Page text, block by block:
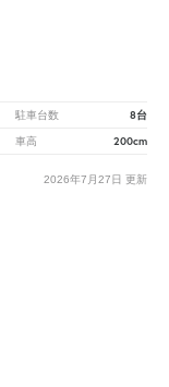
駐車台数 8台
車高 200cm
2026年7月27日 更新